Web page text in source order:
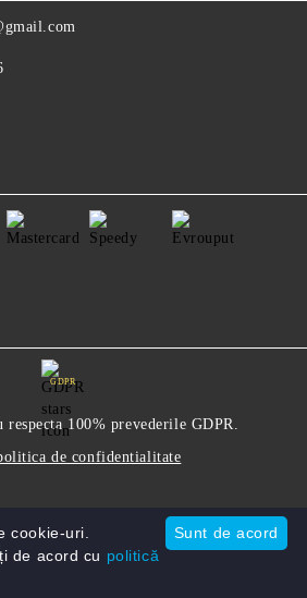
GDPR
respecta 100% prevederile GDPR.
de confidentialitate
Sunt de acord
cookie-uri.
de acord cu politică